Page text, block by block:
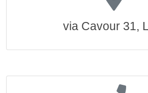
via Cavour 31,